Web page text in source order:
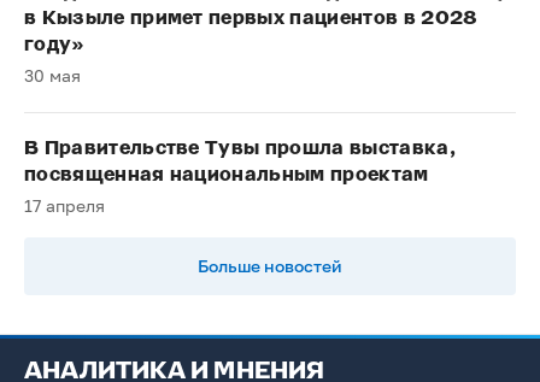
в Кызыле примет первых пациентов в 2028
году»
30 мая
В Правительстве Тувы прошла выставка,
посвященная национальным проектам
17 апреля
Больше новостей
АНАЛИТИКА И МНЕНИЯ